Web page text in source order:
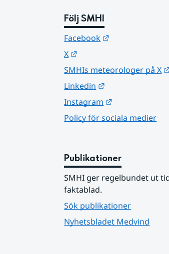
Följ SMHI
Facebook
X
SMHIs meteorologer på X
Linkedin
Instagram
Policy för sociala medier
Publikationer
SMHI ger regelbundet ut
faktablad.
Sök publikationer
Nyhetsbladet Medvind